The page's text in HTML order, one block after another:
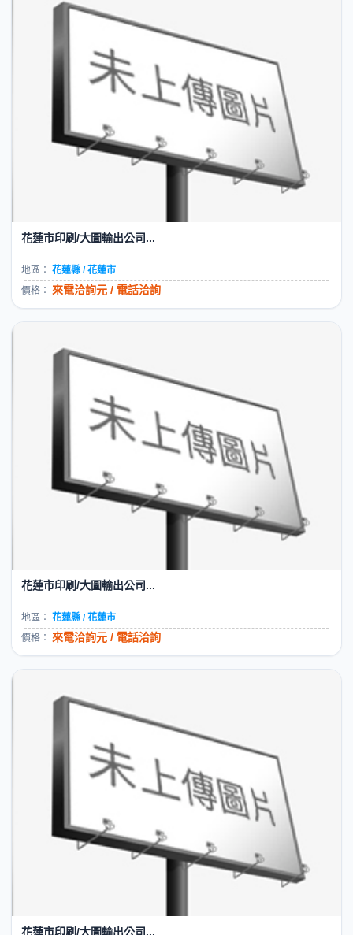
花蓮市印刷/大圖輸出公司...
地區： 花蓮縣 / 花蓮市
價格： 來電洽詢元 / 電話洽詢
花蓮市印刷/大圖輸出公司...
地區： 花蓮縣 / 花蓮市
價格： 來電洽詢元 / 電話洽詢
花蓮市印刷/大圖輸出公司...